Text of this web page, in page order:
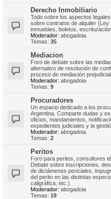
Derecho Inmobiliario
Todo sobre los aspectos
sobre contratos de alquiler
inmuebles, boletos,
Moderador: abogadoia
Temas: 35
Mediacion
Foro de debate sobre las
alternativo de resolución de
proceso de mediación prejudicial
Moderador: abogadoia
Temas: 9
Procuradores
Un espacio dedicado a los
Argentina. Comparte dudas y
oficios, mandamientos,
expedientes judiciales y la
Moderador: abogadoia
Temas: 2
Peritos
Foro para peritos, consultores
Debate sobre inscripciones,
de dictámenes periciales,
del perito en las distintas
caligráfica, etc.).
Moderador: abogadoia
Temas: 19